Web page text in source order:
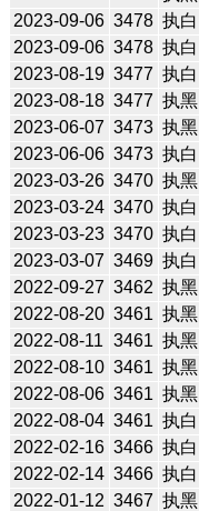
2023-09-06 3478 执白
2023-09-06 3478 执白
2023-08-19 3477 执白
2023-08-18 3477 执黑
2023-06-07 3473 执黑
2023-06-06 3473 执白
2023-03-26 3470 执黑
2023-03-24 3470 执白
2023-03-23 3470 执白
2023-03-07 3469 执白
2022-09-27 3462 执黑
2022-08-20 3461 执黑
2022-08-11 3461 执黑
2022-08-10 3461 执黑
2022-08-06 3461 执黑
2022-08-04 3461 执白
2022-02-16 3466 执白
2022-02-14 3466 执白
2022-01-12 3467 执黑